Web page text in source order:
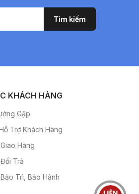
KHÁCH HÀNG
Gặp
Trợ Khách Hàng
Hàng
Trả
Trì, Bảo Hành